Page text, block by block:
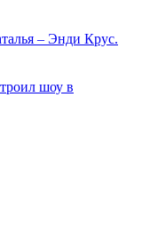
– Энди Крус.
шоу в